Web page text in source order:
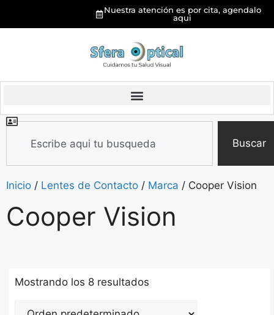
Nuestra atención es por cita, agendalo
aqui
Buscar
Inicio / Lentes de Contacto / Marca / Cooper Vision
Cooper Vision
Mostrando los 8 resultados